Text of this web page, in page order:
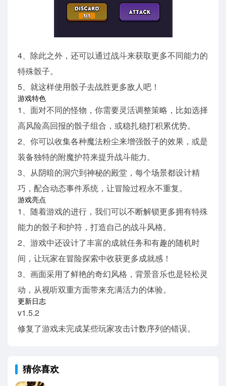
4、除此之外，还可以通过战斗来获取更多不同能力的
特殊骰子。
5、就这样使用骰子去战胜更多敌人吧！
游戏特色
1、面对不同的怪物，你需要灵活调整策略，比如选择
高风险高回报的骰子组合，或稳扎稳打积累优势。
2、你可以收集各种魔法粉尘来增强骰子的效果，或是
装备独特的附魔护符来提升战斗能力。
3、从阴暗的洞穴到神秘的殿堂，每个场景都设计精
巧，配合动态事件系统，让冒险过程永不重复。
游戏亮点
1、随着游戏的进行，我们可以不断解锁更多拥有特殊
能力的骰子和护符，打造自己的战斗风格。
2、游戏中还设计了丰富的成就任务和有趣的随机时
间，让玩家在冒险探索中收获更多成就感！
3、画面采用了鲜艳的奇幻风格，背景音乐也是轻松灵
动，从视听双重方面带来充满活力的体验。
更新日志
v1.5.2
修复了游戏未完成某些玩家攻击计数序列的错误。
猜你喜欢